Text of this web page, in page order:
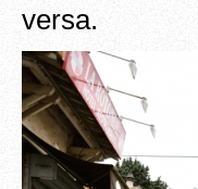
versa.